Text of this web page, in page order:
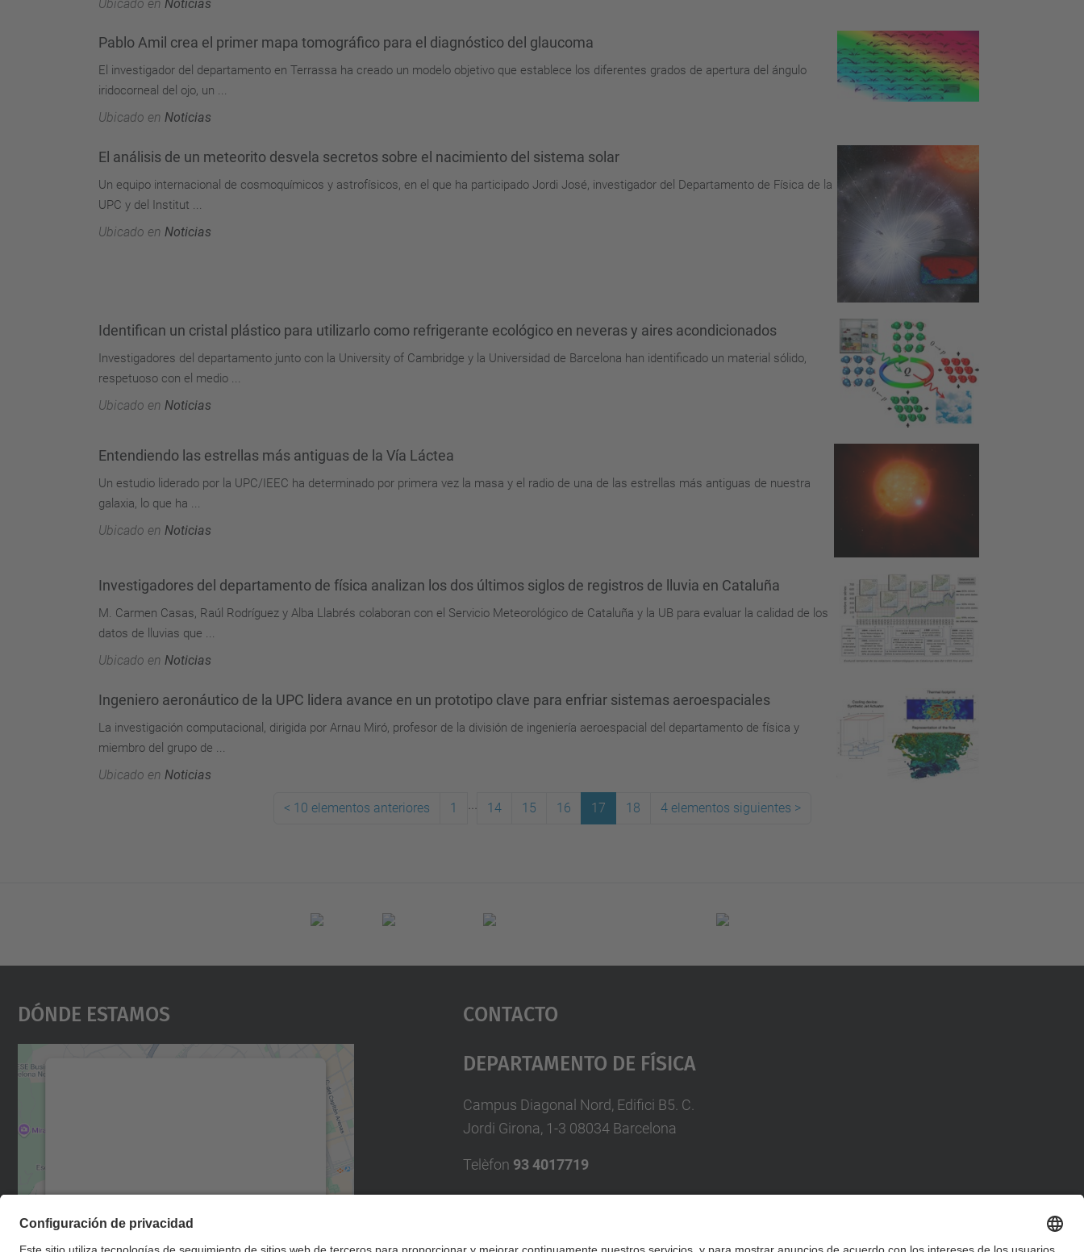
Ubicado en Noticias
Pablo Amil crea el primer mapa tomográfico para el diagnóstico del glaucoma
El investigador del departamento en Terrassa ha creado un modelo objetivo que establece los diferentes grados de apertura del ángulo
iridocorneal del ojo, un ...
Ubicado en Noticias
El análisis de un meteorito desvela secretos sobre el nacimiento del sistema solar
Un equipo internacional de cosmoquímicos y astrofísicos, en el que ha participado Jordi José, investigador del Departamento de Física de la
UPC y del Institut ...
Ubicado en Noticias
Identifican un cristal plástico para utilizarlo como refrigerante ecológico en neveras y aires acondicionados
Investigadores del departamento junto con la University of Cambridge y la Universidad de Barcelona han identificado un material sólido,
respetuoso con el medio ...
Ubicado en Noticias
Entendiendo las estrellas más antiguas de la Vía Láctea
Un estudio liderado por la UPC/IEEC ha determinado por primera vez la masa y el radio de una de las estrellas más antiguas de nuestra
galaxia, lo que ha ...
Ubicado en Noticias
Investigadores del departamento de física analizan los dos últimos siglos de registros de lluvia en Cataluña
M. Carmen Casas, Raúl Rodríguez y Alba Llabrés colaboran con el Servicio Meteorológico de Cataluña y la UB para evaluar la calidad de los
datos de lluvias que ...
Ubicado en Noticias
Ingeniero aeronáutico de la UPC lidera avance en un prototipo clave para enfriar sistemas aeroespaciales
La investigación computacional, dirigida por Arnau Miró, profesor de la división de ingeniería aeroespacial del departamento de física y
miembro del grupo de ...
Ubicado en Noticias
< 10 elementos anteriores 1 14 15 16 17 18 4 elementos siguientes >
Dónde Estamos
Más información
Contacto
Departamento De Física
Campus Diagonal Nord, Edifici B5. C.
Jordi Girona, 1-3 08034 Barcelona
Telèfon 93 4017719